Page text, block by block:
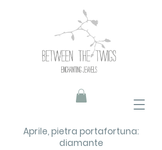
Aprile, pietra portafortuna:
diamante